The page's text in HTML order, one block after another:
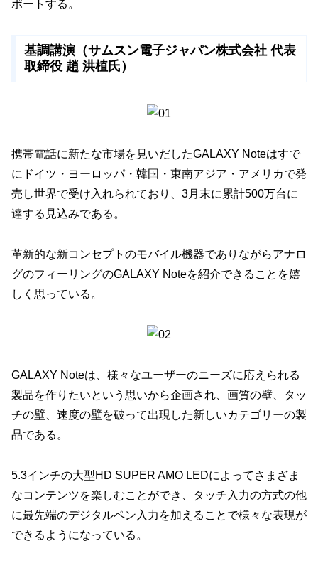
ポートする。
基調講演（サムスン電子ジャパン株式会社 代表
取締役 趙 洪植氏）
携帯電話に新たな市場を見いだしたGALAXY Noteはすで
にドイツ・ヨーロッパ・韓国・東南アジア・アメリカで発
売し世界で受け入れられており、3月末に累計500万台に
達する見込みである。
革新的な新コンセプトのモバイル機器でありながらアナロ
グのフィーリングのGALAXY Noteを紹介できることを嬉
しく思っている。
GALAXY Noteは、様々なユーザーのニーズに応えられる
製品を作りたいという思いから企画され、画質の壁、タッ
チの壁、速度の壁を破って出現した新しいカテゴリーの製
品である。
5.3インチの大型HD SUPER AMO LEDによってさまざま
なコンテンツを楽しむことができ、タッチ入力の方式の他
に最先端のデジタルペン入力を加えることで様々な表現が
できるようになっている。